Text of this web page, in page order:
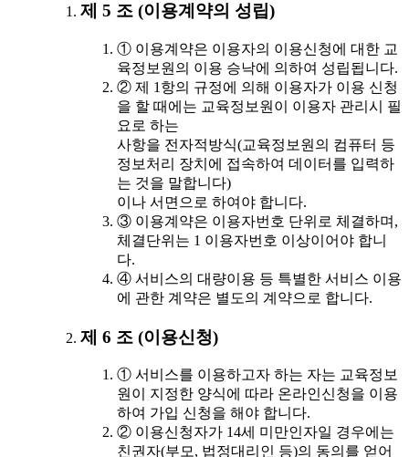
제 5 조 (이용계약의 성립)
① 이용계약은 이용자의 이용신청에 대한 교
육정보원의 이용 승낙에 의하여 성립됩니다.
② 제 1항의 규정에 의해 이용자가 이용 신청
을 할 때에는 교육정보원이 이용자 관리시 필
요로 하는
사항을 전자적방식(교육정보원의 컴퓨터 등
정보처리 장치에 접속하여 데이터를 입력하
는 것을 말합니다)
이나 서면으로 하여야 합니다.
③ 이용계약은 이용자번호 단위로 체결하며,
체결단위는 1 이용자번호 이상이어야 합니
다.
④ 서비스의 대량이용 등 특별한 서비스 이용
에 관한 계약은 별도의 계약으로 합니다.
제 6 조 (이용신청)
① 서비스를 이용하고자 하는 자는 교육정보
원이 지정한 양식에 따라 온라인신청을 이용
하여 가입 신청을 해야 합니다.
② 이용신청자가 14세 미만인자일 경우에는
친권자(부모, 법정대리인 등)의 동의를 얻어